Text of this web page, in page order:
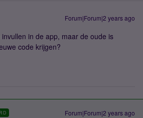
Forum|Forum|2 years ago
in de app, maar de oude is
code krijgen?
Forum|Forum|2 years ago